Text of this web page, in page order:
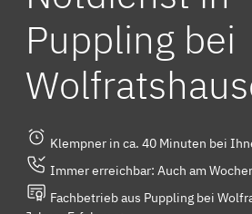
Puppling bei
Klempner in ca. 40 Minuten bei
Immer erreichbar: Auch am
Fachbetrieb aus Puppling bei